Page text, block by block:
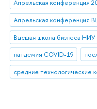
Апрельская конференция
Апрельская конференция
Высшая школа бизнеса
пандемия COVID-19
средние технологические